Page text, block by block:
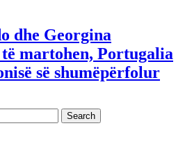
dhe Georgina
martohen, Portugalia
së shumëpërfolur